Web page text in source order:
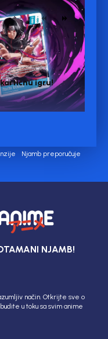
igru!
Njamb preporučuje
NJAMB!
način. Otkrijte sve o
u toku sa svim anime